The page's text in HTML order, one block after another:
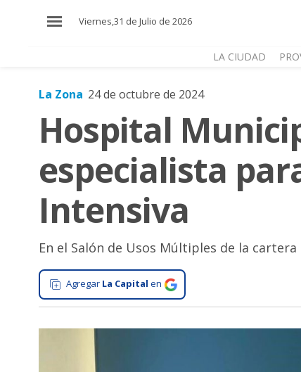
Viernes,31 de Julio de 2026
LA CIUDAD
Zona
Cultura
Tecnología
Gastronomía
Salud
La Zona 24 de octubre de 2024
Hospital
especialista
Intensiva
En el Salón de Usos Múltiples de la
Agregar La Capital en